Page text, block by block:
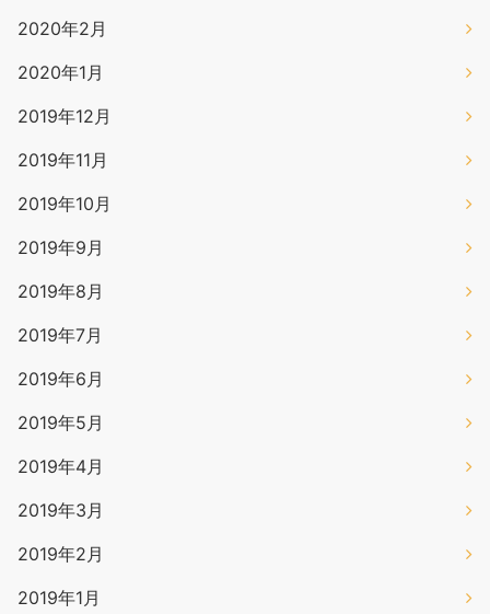
2020年2月
2020年1月
2019年12月
2019年11月
2019年10月
2019年9月
2019年8月
2019年7月
2019年6月
2019年5月
2019年4月
2019年3月
2019年2月
2019年1月